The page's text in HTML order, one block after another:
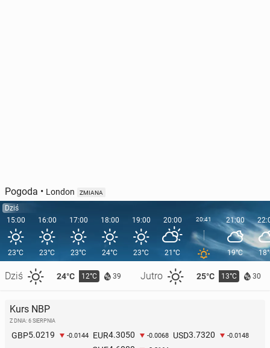
Pogoda • London ZMIANA
Dziś
15:00
23°C
Dziś 24°C 12°C 39 Jutro 25°C 13°C 30
16:00
23°C
17:00
23°C
18:00
24°C
19:00
23°C
20:00
21°C
20:41 21:00
19°C
Kurs NBP
Z DNIA: 6 SIERPNIA
GBP5.0219 -0.0144 EUR4.3050 -0.0068 USD3.7320 -0.0148